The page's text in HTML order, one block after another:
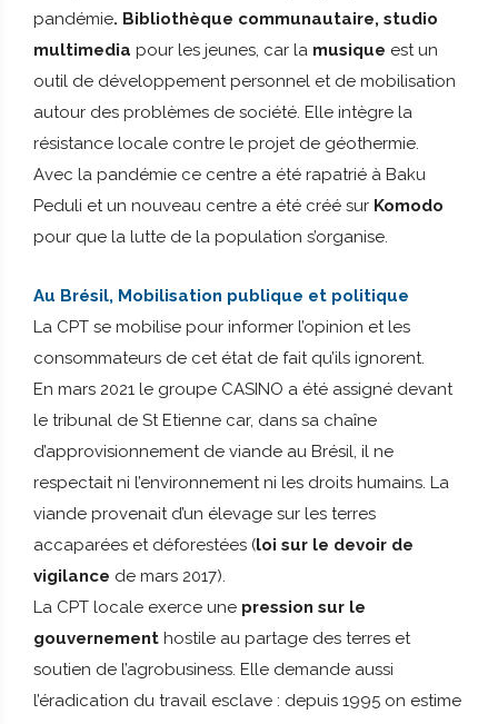
pandémie. Bibliothèque communautaire, studio
multimedia pour les jeunes, car la musique est un
outil de développement personnel et de mobilisation
autour des problèmes de société. Elle intègre la
résistance locale contre le projet de géothermie.
Avec la pandémie ce centre a été rapatrié à Baku
Peduli et un nouveau centre a été créé sur Komodo
pour que la lutte de la population s’organise.
Au Brésil, Mobilisation publique et politique
La CPT se mobilise pour informer l’opinion et les
consommateurs de cet état de fait qu’ils ignorent.
En mars 2021 le groupe CASINO a été assigné devant
le tribunal de St Etienne car, dans sa chaîne
d’approvisionnement de viande au Brésil, il ne
respectait ni l’environnement ni les droits humains. La
viande provenait d’un élevage sur les terres
accaparées et déforestées (loi sur le devoir de
vigilance de mars 2017).
La CPT locale exerce une pression sur le
gouvernement hostile au partage des terres et
soutien de l’agrobusiness. Elle demande aussi
l’éradication du travail esclave : depuis 1995 on estime